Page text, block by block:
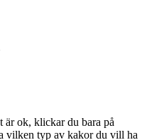
ok, klickar du bara på
vilken typ av kakor du vill ha